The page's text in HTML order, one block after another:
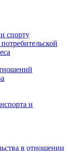
спорту
и
в отношении